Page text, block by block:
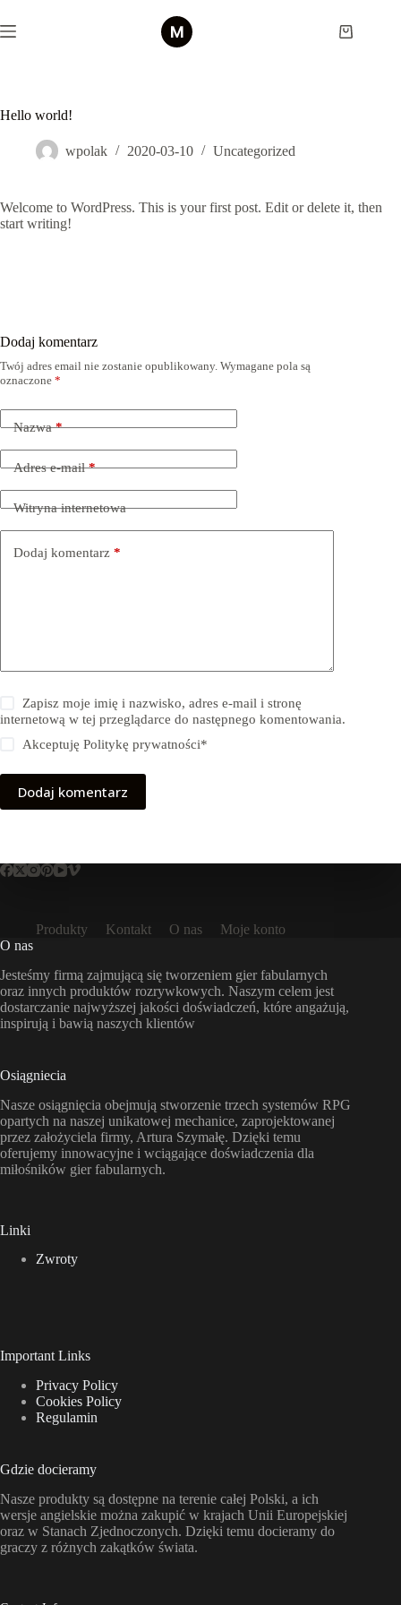
do
treści
Koszyk
Hello world!
wpolak 2020-03-10 Uncategorized
Welcome to WordPress. This is your first post. Edit or delete it, then
start writing!
Dodaj komentarz
Twój adres email nie zostanie opublikowany. Wymagane pola są
oznaczone *
Nazwa*
Adres e-mail*
Witryna internetowa
Dodaj komentarz *
Zapisz moje imię i nazwisko, adres e-mail i stronę
internetową w tej przeglądarce do następnego komentowania.
AkceptujęPolitykę prywatności*
Dodaj komentarz
Produkty Kontakt O nas
Moje konto
O nas
Jesteśmy firmą zajmującą się tworzeniem gier fabularnych
oraz innych produktów rozrywkowych. Naszym celem jest
dostarczanie najwyższej jakości doświadczeń, które angażują,
inspirują i bawią naszych klientów
Osiągniecia
Nasze osiągnięcia obejmują stworzenie trzech systemów RPG
opartych na naszej unikatowej mechanice, zaprojektowanej
przez założyciela firmy, Artura Szymałę. Dzięki temu
oferujemy innowacyjne i wciągające doświadczenia dla
miłośników gier fabularnych.
Linki
Zwroty
Important Links
Privacy Policy
Cookies Policy
Regulamin
Gdzie docieramy
Nasze produkty są dostępne na terenie całej Polski, a ich
wersje angielskie można zakupić w krajach Unii Europejskiej
oraz w Stanach Zjednoczonych. Dzięki temu docieramy do
graczy z różnych zakątków świata.